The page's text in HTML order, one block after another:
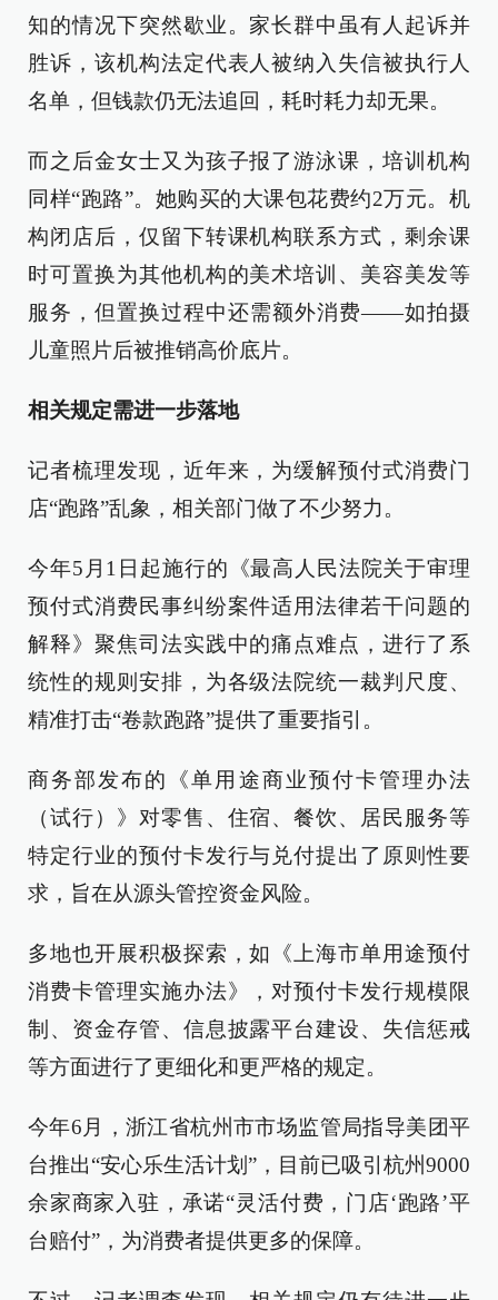
知的情况下突然歇业。家长群中虽有人起诉并
胜诉，该机构法定代表人被纳入失信被执行人
名单，但钱款仍无法追回，耗时耗力却无果。
而之后金女士又为孩子报了游泳课，培训机构
同样“跑路”。她购买的大课包花费约2万元。机
构闭店后，仅留下转课机构联系方式，剩余课
时可置换为其他机构的美术培训、美容美发等
服务，但置换过程中还需额外消费——如拍摄
儿童照片后被推销高价底片。
相关规定需进一步落地
记者梳理发现，近年来，为缓解预付式消费门
店“跑路”乱象，相关部门做了不少努力。
今年5月1日起施行的《最高人民法院关于审理
预付式消费民事纠纷案件适用法律若干问题的
解释》聚焦司法实践中的痛点难点，进行了系
统性的规则安排，为各级法院统一裁判尺度、
精准打击“卷款跑路”提供了重要指引。
商务部发布的《单用途商业预付卡管理办法
（试行）》对零售、住宿、餐饮、居民服务等
特定行业的预付卡发行与兑付提出了原则性要
求，旨在从源头管控资金风险。
多地也开展积极探索，如《上海市单用途预付
消费卡管理实施办法》，对预付卡发行规模限
制、资金存管、信息披露平台建设、失信惩戒
等方面进行了更细化和更严格的规定。
今年6月，浙江省杭州市市场监管局指导美团平
台推出“安心乐生活计划”，目前已吸引杭州9000
余家商家入驻，承诺“灵活付费，门店‘跑路’平
台赔付”，为消费者提供更多的保障。